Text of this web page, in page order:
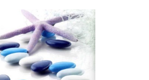
Aperçu rapide